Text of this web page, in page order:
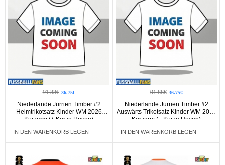
91.88€ 36.75€
Niederlande Jurrien Timber #2
Heimtrikotsatz Kinder WM 2026
Kurzarm (+ Kurze Hosen)
IN DEN WARENKORB LEGEN
91.88€ 36.75€
Niederlande Jurrien Timber #2
Auswärts Trikotsatz Kinder WM 2026
Kurzarm (+ Kurze Hosen)
IN DEN WARENKORB LEGEN